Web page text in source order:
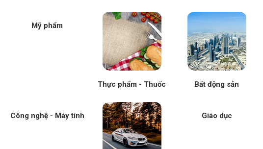
Mỹ phẩm
Thực phẩm - Thuốc Bất động sản
Công nghệ - Máy tính Giáo dục